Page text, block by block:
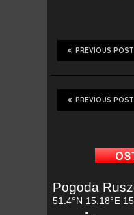
PREVIOUS POST
PREVIOUS POST